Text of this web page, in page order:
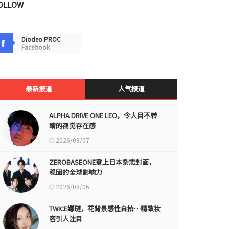
Diodeo.PROC
Facebook
最新报道 人气报道
ALPHA DRIVE ONE LEO，令人目不转
睛的视觉存在感
2026/08/07
ZEROBASEONE登上日本杂志封面，
稳固的全球影响力
2026/08/06
TWICE娜璉，花背景感性自拍…精致妆
容引人注目